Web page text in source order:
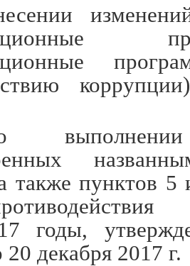
также пунктов 5
годы,
декабря 2017 г.